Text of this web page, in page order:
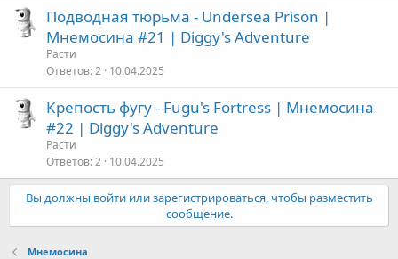
Подводная тюрьма - Undersea Prison |
Мнемосина #21 | Diggy's Adventure
Расти
Ответов 2 10.04.2025
Крепость фугу - Fugu's Fortress | Мнемосина
#22 | Diggy's Adventure
Расти
Ответов 2 10.04.2025
Вы должны войти или зарегистрироваться, чтобы разместить
сообщение.
Мнемосина